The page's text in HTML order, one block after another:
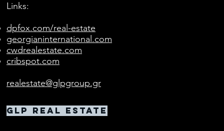
Links:
dpfox.com/real-estate
georgianinternational.com
cwdrealestate.com
cribspot.com
realestate@glpgroup.gr
GLP Real Estate